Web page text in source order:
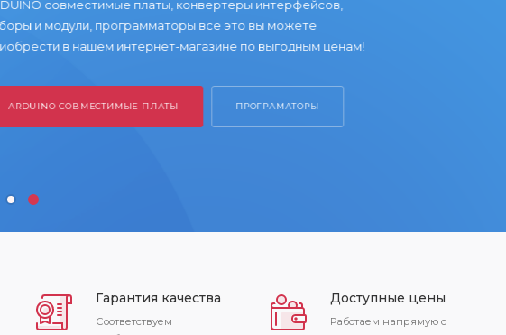
Гарантия качества
Соответствуем
Доступные цены
Работаем напрямую с